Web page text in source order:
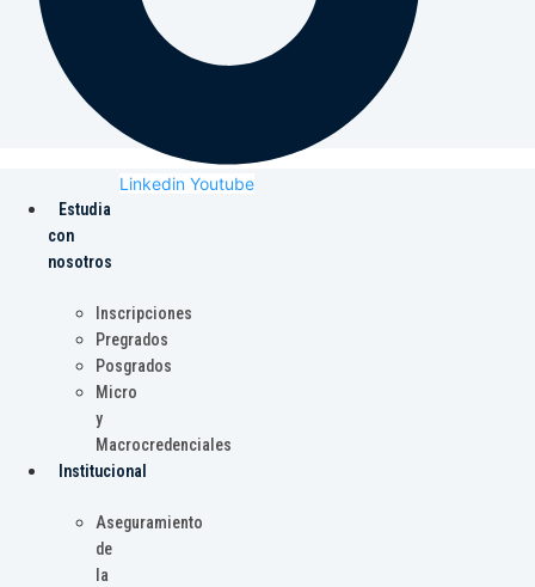
Linkedin Youtube
Estudia
con
nosotros
Inscripciones
Pregrados
Posgrados
Micro
y
Macrocredenciales
Institucional
Aseguramiento
de
la